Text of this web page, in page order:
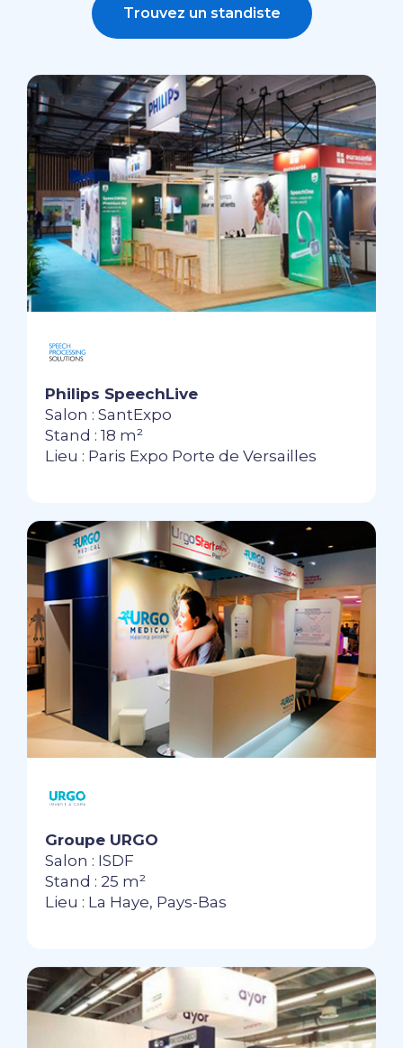
Trouvez un standiste
Philips SpeechLive
Salon : SantExpo
Stand : 18 m²
Lieu : Paris Expo Porte de Versailles
Groupe URGO
Salon : ISDF
Stand : 25 m²
Lieu : La Haye, Pays-Bas